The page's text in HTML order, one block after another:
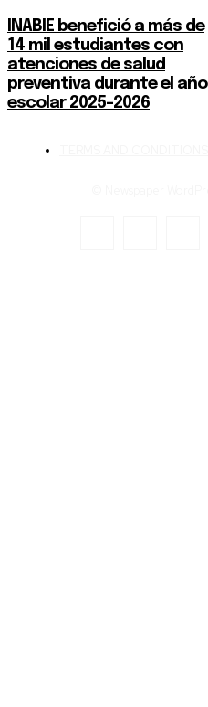
INABIE benefició a más de
14 mil estudiantes con
atenciones de salud
preventiva durante el año
escolar 2025-2026